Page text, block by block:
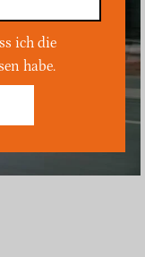
ich die
habe.